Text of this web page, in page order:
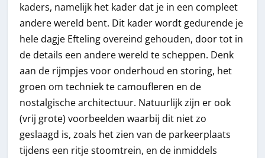
kaders, namelijk het kader dat je in een compleet
andere wereld bent. Dit kader wordt gedurende je
hele dagje Efteling overeind gehouden, door tot in
de details een andere wereld te scheppen. Denk
aan de rijmpjes voor onderhoud en storing, het
groen om techniek te camoufleren en de
nostalgische architectuur. Natuurlijk zijn er ook
(vrij grote) voorbeelden waarbij dit niet zo
geslaagd is, zoals het zien van de parkeerplaats
tijdens een ritje stoomtrein, en de inmiddels